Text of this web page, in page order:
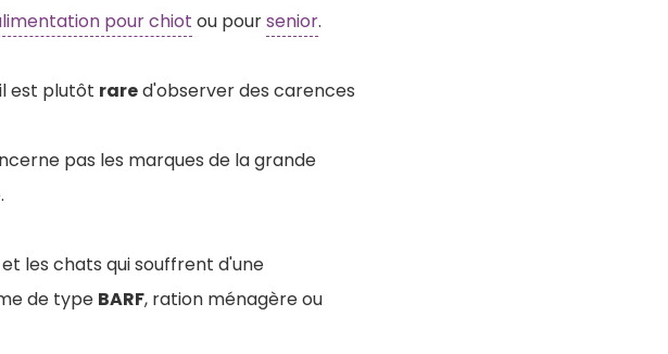
pour chiot ou poursenior.
est plutôt rared'observer des carences
pas les marques de la grande
les chats qui souffrent d'une
de type BARF, ration ménagère ou